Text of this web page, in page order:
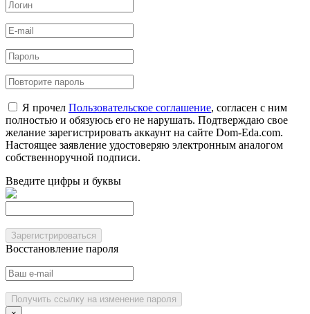
Я прочел Пользовательское соглашение, согласен с ним
полностью и обязуюсь его не нарушать. Подтверждаю свое
желание зарегистрировать аккаунт на сайте Dom-Eda.com.
Настоящее заявление удостоверяю электронным аналогом
собственноручной подписи.
Введите цифры и буквы
Зарегистрироваться
Восстановление пароля
Получить ссылку на изменение пароля